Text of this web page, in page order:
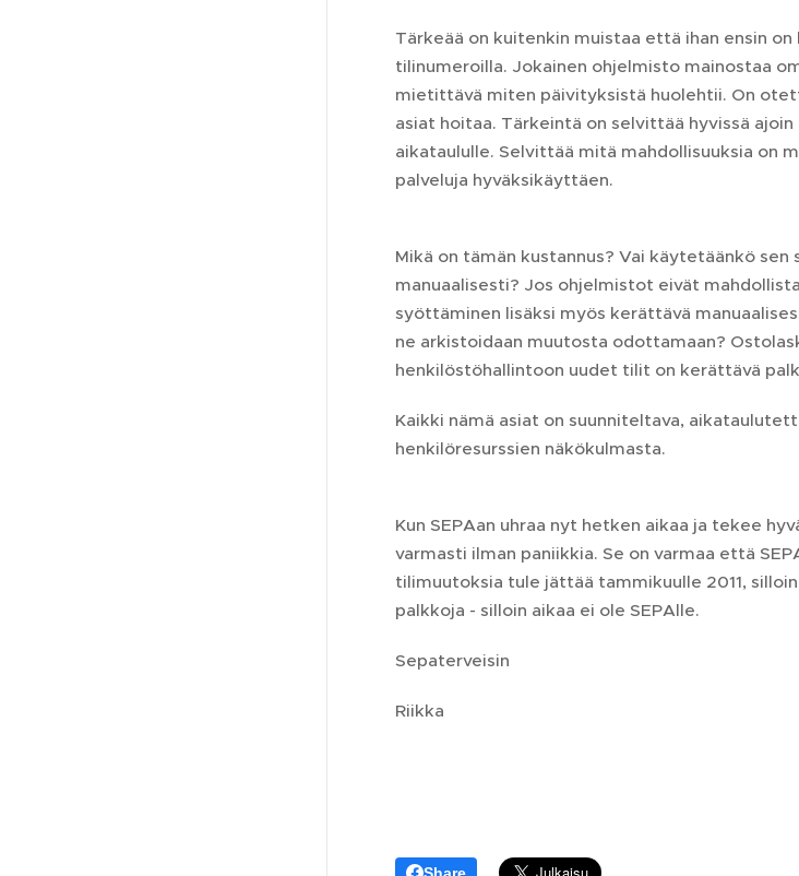
Tärkeää on kuitenkin muistaa että ihan ensin
tilinumeroilla. Jokainen ohjelmisto mainostaa
mietittävä miten päivityksistä huolehtii. On
asiat hoitaa. Tärkeintä on selvittää hyvissä
aikataululle. Selvittää mitä mahdollisuuksia on
palveluja hyväksikäyttäen.
Mikä on tämän kustannus? Vai käytetäänkö
manuaalisesti? Jos ohjelmistot eivät
syöttäminen lisäksi myös kerättävä
ne arkistoidaan muutosta odottamaan?
henkilöstöhallintoon uudet tilit on kerättävä
Kaikki nämä asiat on suunniteltava,
henkilöresurssien näkökulmasta.
Kun SEPAan uhraa nyt hetken aikaa ja tekee
varmasti ilman paniikkia. Se on varmaa että
tilimuutoksia tule jättää tammikuulle 2011,
palkkoja - silloin aikaa ei ole SEPAlle.
Sepaterveisin
Riikka